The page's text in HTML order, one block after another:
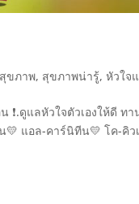
สุขภาพ, สุขภาพน่ารู้,หัวใจ
ดูแลหัวใจตัวเองให้ดี ท
แอล-คาร์นิทีน💛 โค-คิ